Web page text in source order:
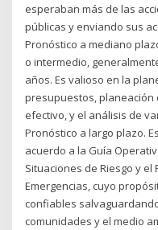
esperaban más de las
públicas y enviando sus
Pronóstico a mediano
o intermedio,
años. Es valioso en la
presupuestos,
efectivo, y el análisis de
Pronóstico a largo plazo.
acuerdo a la Guía
Situaciones de Riesgo y
Emergencias, cuyo
confiables
comunidades y el medio